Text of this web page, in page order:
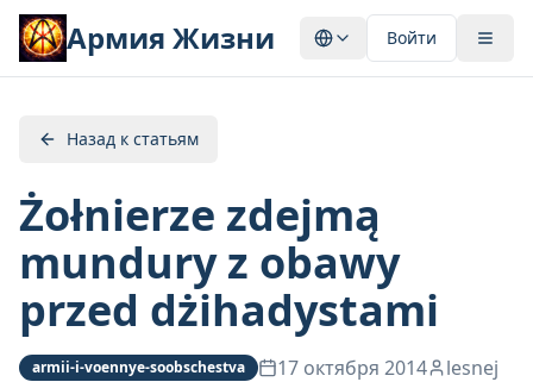
Армия Жизни Войти
Назад к статьям
Żołnierze zdejmą
mundury z obawy
przed dżihadystami
armii-i-voennye-soobschestva 17 октября 2014
lesnej